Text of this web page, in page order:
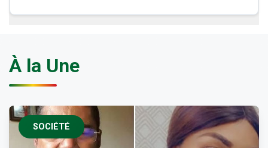
À la Une
SOCIÉTÉ